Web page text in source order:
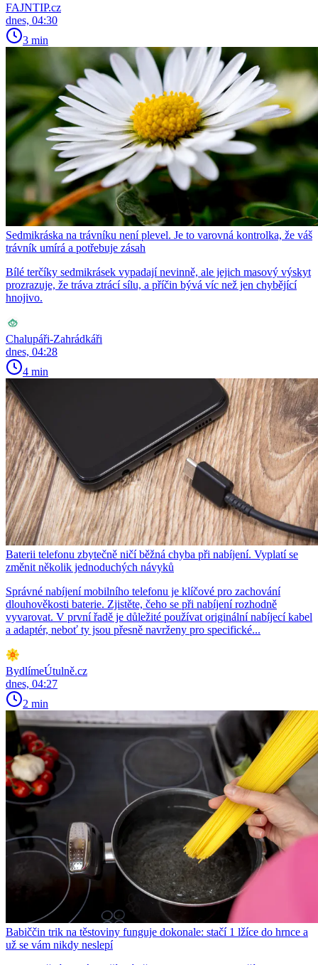
FAJNTIP.cz
dnes, 04:30
3 min
Sedmikráska na trávníku není plevel. Je to varovná kontrolka, že váš
trávník umírá a potřebuje zásah
Bílé terčíky sedmikrásek vypadají nevinně, ale jejich masový výskyt
prozrazuje, že tráva ztrácí sílu, a příčin bývá víc než jen chybějící
hnojivo.
Chalupáři-Zahrádkáři
dnes, 04:28
4 min
Baterii telefonu zbytečně ničí běžná chyba při nabíjení. Vyplatí se
změnit několik jednoduchých návyků
Správné nabíjení mobilního telefonu je klíčové pro zachování
dlouhověkosti baterie. Zjistěte, čeho se při nabíjení rozhodně
vyvarovat. V první řadě je důležité používat originální nabíjecí kabel
a adaptér, neboť ty jsou přesně navrženy pro specifické...
BydlímeÚtulně.cz
dnes, 04:27
2 min
Babiččin trik na těstoviny funguje dokonale: stačí 1 lžíce do hrnce a
už se vám nikdy neslepí